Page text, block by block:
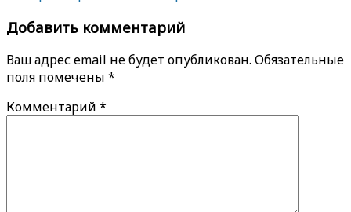
Добавить комментарий
Ваш адрес email не будет опубликован. Обязательные
поля помечены *
Комментарий *